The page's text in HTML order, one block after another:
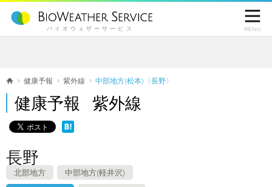
バイオウェザーサービス

Menu
健康予報 紫外線 中部地方(松本)〈長野〉
健康予報 紫外線
長野
北部地方 中部地方(軽井沢)